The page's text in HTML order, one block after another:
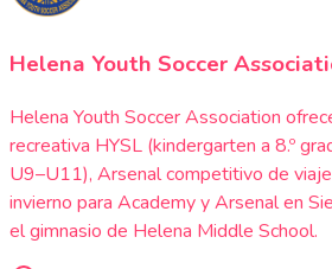
Helena Youth Soccer
Helena Youth Soccer Association
recreativa HYSL (kindergarten a 8.º
U9–U11), Arsenal competitivo de
invierno para Academy y Arsenal en
el gimnasio de Helena Middle School.